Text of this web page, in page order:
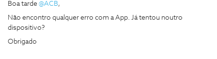
Boa tarde @ACB,
Não encontro qualquer erro com a App. Já tentou noutro
dispositivo?
Obrigado